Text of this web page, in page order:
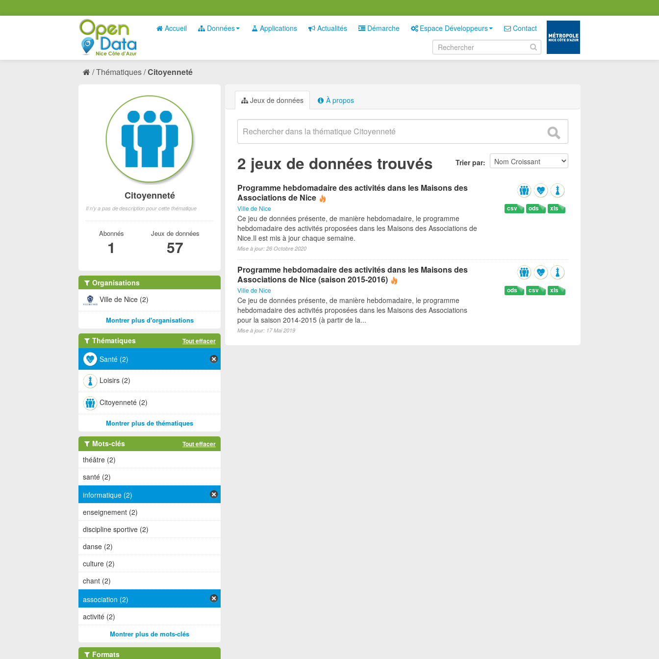
Accueil Données Applications Actualités Démarche Espace Développeurs Contact
Thématiques Citoyenneté
Jeux de données À propos
Trier par
2 jeux de données trouvés
Programme hebdomadaire des activités dans les Maisons des
Associations de Nice
Ville de Nice xls
ods
csv
Ce jeu de données présente, de manière hebdomadaire, le programme
hebdomadaire des activités proposées dans les Maisons des Associations de
Nice.Il est mis à jour chaque semaine.
Mise à jour: 26 Octobre 2020
Programme hebdomadaire des activités dans les Maisons des
Associations de Nice (saison 2015-2016)
Ville de Nice xls
csv
ods
Ce jeu de données présente, de manière hebdomadaire, le programme
hebdomadaire des activités proposées dans les Maisons des Associations
pour la saison 2014-2015 (à partir de la...
Mise à jour: 17 Mai 2019
Citoyenneté
Il n'y a pas de description pour cette thématique
Abonnés
1
Jeux de données
57
Organisations
Ville de Nice (2)
Montrer plus d'organisations
Thématiques Tout effacer
Santé (2)
Loisirs (2)
Citoyenneté (2)
Montrer plus de thématiques
Mots-clés Tout effacer
théâtre (2)
santé (2)
informatique (2)
enseignement (2)
discipline sportive (2)
danse (2)
culture (2)
chant (2)
association (2)
activité (2)
Montrer plus de mots-clés
Formats